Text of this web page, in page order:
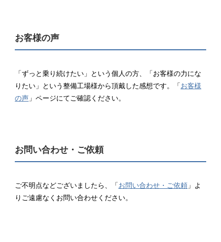
お客様の声
「ずっと乗り続けたい」という個人の方、「お客様の力にな
りたい」という整備工場様から頂戴した感想です。「お客様
の声 」ページにてご確認ください。
お問い合わせ・ご依頼
ご不明点などございましたら、「お問い合わせ・ご依頼 」よ
りご遠慮なくお問い合わせください。